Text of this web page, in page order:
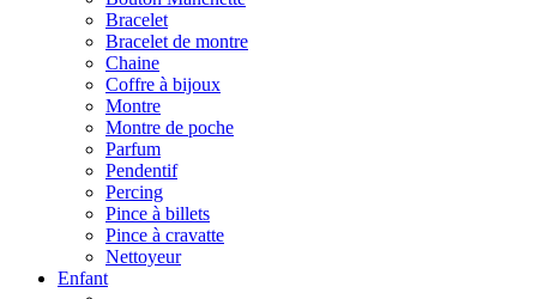
Bracelet
Bracelet de montre
Chaine
Coffre à bijoux
Montre
Montre de poche
Parfum
Pendentif
Percing
Pince à billets
Pince à cravatte
Nettoyeur
Enfant